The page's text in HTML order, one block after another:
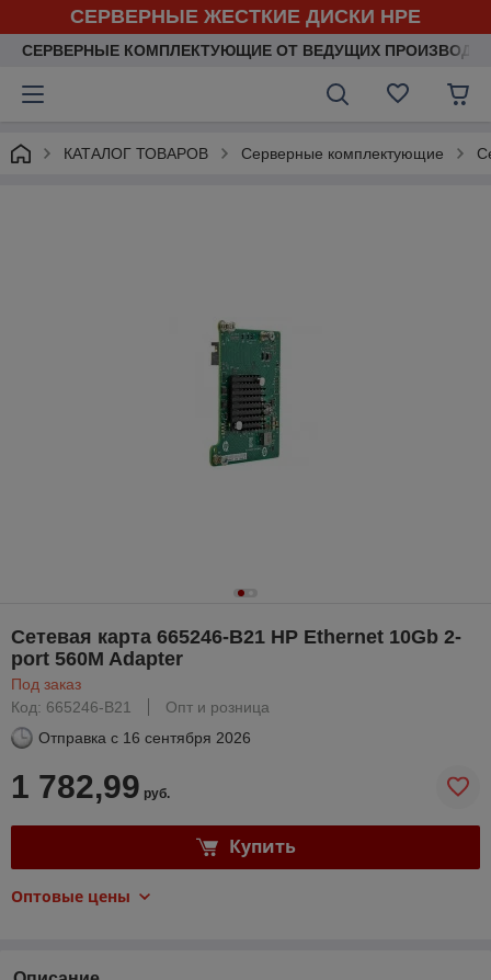
СЕРВЕРНЫЕ ЖЕСТКИЕ ДИСКИ HPE
СЕРВЕРНЫЕ КОМПЛЕКТУЮЩИЕ ОТ ВЕДУЩИХ
КАТАЛОГ ТОВАРОВ Серверные комплектующие
Сетевая карта 665246-B21 HP Ethernet 10Gb 2-
port 560M Adapter
Под заказ
Код: 665246-B21
Опт и розница
Отправка с 16 сентября 2026
1 782,99 руб.
Купить
Оптовые цены